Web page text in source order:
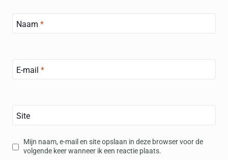
Naam *
E-mail *
Site
Mijn naam, e-mail en site opslaan in deze browser voor de
volgende keer wanneer ik een reactie plaats.